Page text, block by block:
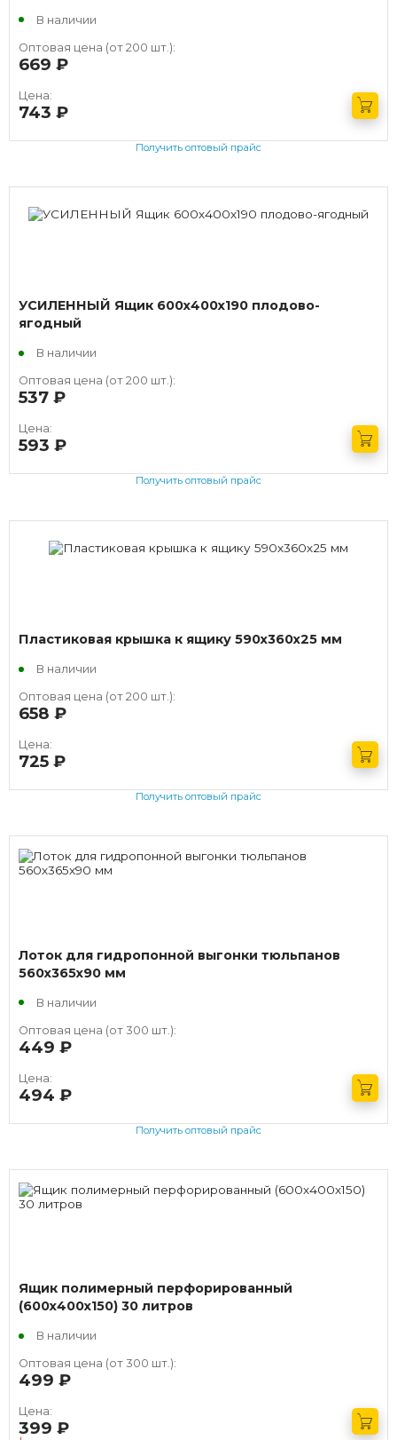
В наличии
Оптовая цена (от 200 шт.):
669
Цена:
743
Получить оптовый прайс
УСИЛЕННЫЙ Ящик 600х400х190 плодово-
ягодный
В наличии
Оптовая цена (от 200 шт.):
537
Цена:
593
Получить оптовый прайс
Пластиковая крышка к ящику 590х360х25 мм
В наличии
Оптовая цена (от 200 шт.):
658
Цена:
725
Получить оптовый прайс
Лоток для гидропонной выгонки тюльпанов
560х365х90 мм
В наличии
Оптовая цена (от 300 шт.):
449
Цена:
494
Получить оптовый прайс
Ящик полимерный перфорированный
(600х400х150) 30 литров
В наличии
Оптовая цена (от 300 шт.):
499
Цена:
399